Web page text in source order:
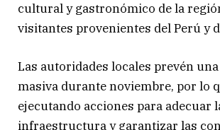
cultural y gastronómico de la
visitantes provenientes del Perú y
Las autoridades locales prevén
masiva durante noviembre, por lo
ejecutando acciones para adecuar
infraestructura y garantizar las